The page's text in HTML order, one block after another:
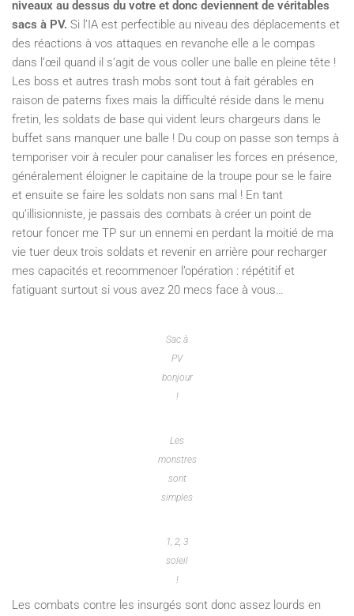
niveaux au dessus du votre et donc deviennent de véritables
sacs à PV. Si l’IA est perfectible au niveau des déplacements et
des réactions à vos attaques en revanche elle a le compas
dans l’œil quand il s’agit de vous coller une balle en pleine tête !
Les boss et autres trash mobs sont tout à fait gérables en
raison de paterns fixes mais la difficulté réside dans le menu
fretin, les soldats de base qui vident leurs chargeurs dans le
buffet sans manquer une balle ! Du coup on passe son temps à
temporiser voir à reculer pour canaliser les forces en présence,
généralement éloigner le capitaine de la troupe pour se le faire
et ensuite se faire les soldats non sans mal ! En tant
qu’illisionniste, je passais des combats à créer un point de
retour foncer me TP sur un ennemi en perdant la moitié de ma
vie tuer deux trois soldats et revenir en arrière pour recharger
mes capacités et recommencer l’opération : répétitif et
fatiguant surtout si vous avez 20 mecs face à vous…
Sac à
PV
bonjour
!
Les
monstres
sont
simples
1, 2, 3
soleil
!
Les combats contre les insurgés sont donc assez lourds en